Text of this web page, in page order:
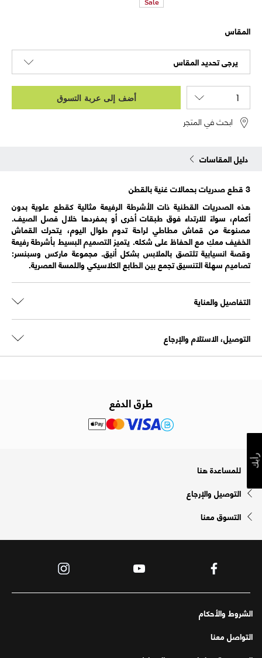
Sale
المقاس
يرجى تحديد المقاس
أضف إلى عربة التسوق
ابحث في المتجر
دليل المقاسات
3 قطع صدريات بحمالات غنية بالقطن
هذه الصدريات القطنية ذات الأشرطة الرفيعة مثالية كقطع علوية بدون
أكمام، سواءً للارتداء فوق طبقات أخرى أو بمفردها خلال فصل الصيف.
مصنوعة من قماش مطاطي لراحة تدوم طوال اليوم، يتحرك القماش
الخفيف معكِ مع الحفاظ على شكله. يتميز التصميم البسيط بأشرطة رفيعة
وقصة انسيابية تلتصق بالملابس بشكل أنيق. مجموعة ماركس وسبنسر:
تصاميم سهلة التنسيق تجمع بين الطابع الكلاسيكي واللمسة العصرية.
التفاصيل والعناية
التوصيل، الاستلام والإرجاع
طرق الدفع
للمساعدة هنا
التوصيل والإرجاع
التسوق معنا
الشروط والأحكام
التواصل معنا
رأيك